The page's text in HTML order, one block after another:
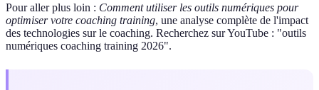
Pour aller plus loin : Comment utiliser les outils numériques pour
optimiser votre coaching training, une analyse complète de l'impact
des technologies sur le coaching. Recherchez sur YouTube : "outils
numériques coaching training 2026".